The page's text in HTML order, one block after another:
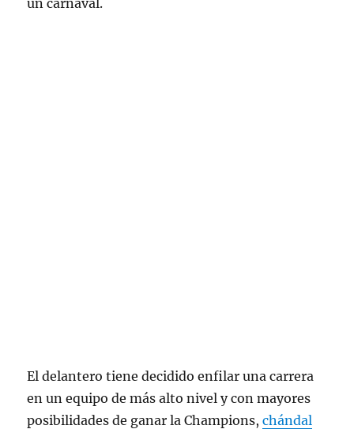
un carnaval.
El delantero tiene decidido enfilar una carrera
en un equipo de más alto nivel y con mayores
posibilidades de ganar la Champions,chándal